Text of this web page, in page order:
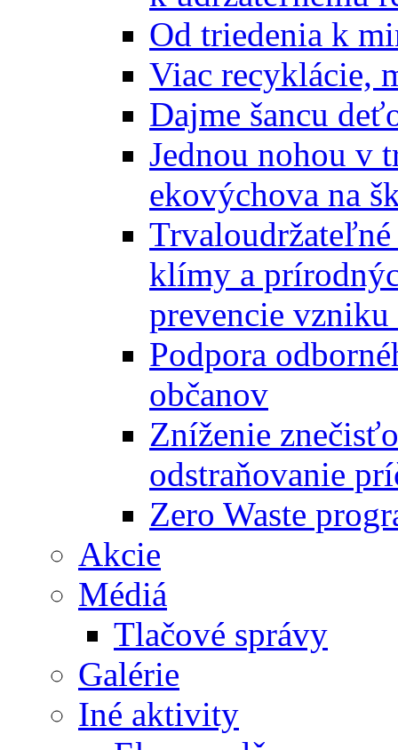
Od triedenia k
Viac recyklácie,
Dajme šancu
Jednou nohou v
ekovýchova na
klímy a
prevencie vzniku
Podpora
občanov
Zníženie
odstraňovanie
Zero Waste
Akcie
Médiá
Tlačové správy
Galérie
Iné aktivity